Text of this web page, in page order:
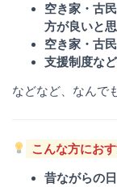
空き家・古
方が良いと
空き家・古
支援制度な
などなど、なんで
こんな方にお
昔ながらの